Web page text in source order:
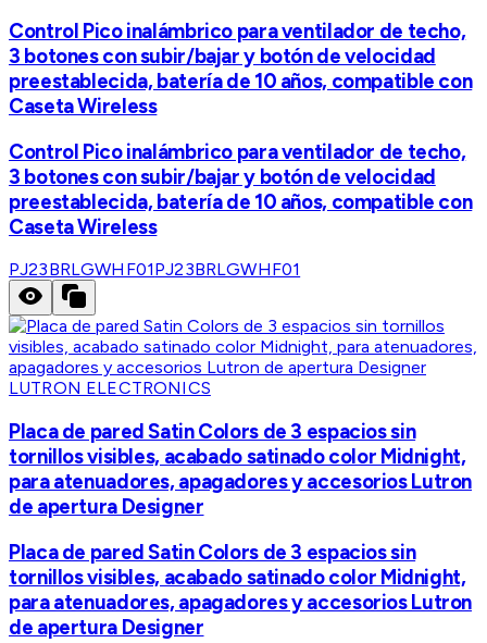
Control Pico inalámbrico para ventilador de techo,
3 botones con subir/bajar y botón de velocidad
preestablecida, batería de 10 años, compatible con
Caseta Wireless
Control Pico inalámbrico para ventilador de techo,
3 botones con subir/bajar y botón de velocidad
preestablecida, batería de 10 años, compatible con
Caseta Wireless
PJ23BRLGWHF01PJ23BRLGWHF01
LUTRON ELECTRONICS
Placa de pared Satin Colors de 3 espacios sin
tornillos visibles, acabado satinado color Midnight,
para atenuadores, apagadores y accesorios Lutron
de apertura Designer
Placa de pared Satin Colors de 3 espacios sin
tornillos visibles, acabado satinado color Midnight,
para atenuadores, apagadores y accesorios Lutron
de apertura Designer